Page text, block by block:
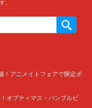
。
！アニメイトフェアで限定ポ
オプティマス・バンブルビ